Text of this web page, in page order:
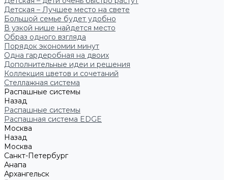
Детская – Лучшее место на свете
Большой семье будет удобно
В узкой нише найдется место
Образ одного взгляда
Порядок экономии минут
Одна гардеробная на двоих
Дополнительные идеи и решения
Коллекция цветов и сочетаний
Стеллажная система
Распашные системы
Назад
Распашные системы
Распашная система EDGE
Москва
Назад
Москва
Санкт-Петербург
Анапа
Архангельск